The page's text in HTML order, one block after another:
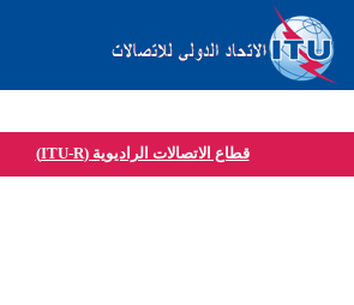
قطاع الاتصالات الراديوية (ITU-R)